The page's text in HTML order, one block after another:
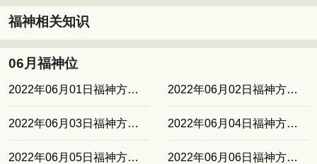
福神相关知识
06月福神位
2022年06月01日福神方位西南 2022年06月02日福神方位西北
2022年06月03日福神方位东南 2022年06月04日福神方位东北
2022年06月05日福神方位正北 2022年06月06日福神方位西南